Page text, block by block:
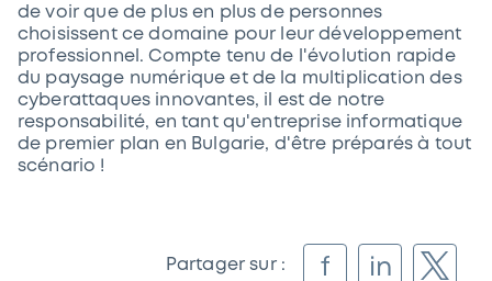
de voir que de plus en plus de personnes
choisissent ce domaine pour leur développement
professionnel. Compte tenu de l'évolution rapide
du paysage numérique et de la multiplication des
cyberattaques innovantes, il est de notre
responsabilité, en tant qu'entreprise informatique
de premier plan en Bulgarie, d'être préparés à tout
scénario !
Partager sur : f in